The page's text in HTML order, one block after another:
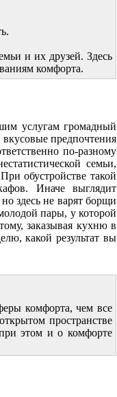
и их друзей. Здесь
комфорта.
услугам громадный
предпочтения
по-разному
семьи,
обустройстве такой
Иначе выглядит
здесь не варят борщи
пары, у которой
заказывая кухню в
какой результат вы
комфорта, чем все
пространстве
этом и о комфорте